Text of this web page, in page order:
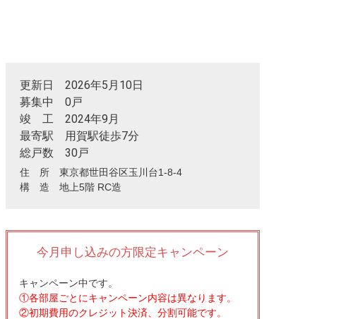
更新日 2026年5月10日
募集中 0戸
竣 工 2024年9月
最寄駅 用賀駅徒歩7分
総戸数 30戸
住 所 東京都世田谷区玉川台1-8-4
構 造 地上5階 RC造
今月申し込みの方限定キャンペーン
キャンペーン中です。
①各部屋ごとにキャンペーン内容は異なります。
②初期費用のクレジット決済、分割可能です。